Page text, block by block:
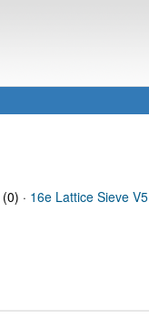
(0) · 16e Lattice Sieve V5